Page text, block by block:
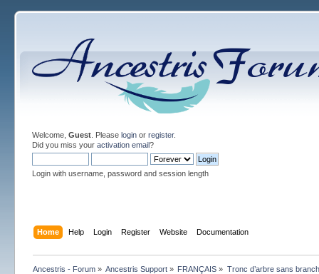
Welcome, Guest. Please loginor register.
Did you miss your activation email?
Login with username, password and session length
Home Help Login Register Website Documentation
Ancestris - Forum» Ancestris Support » FRANÇAIS » Tronc d’arbre sans